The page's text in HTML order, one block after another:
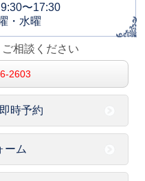
〜17:30
・水曜
相談ください
2603
時予約
ーム